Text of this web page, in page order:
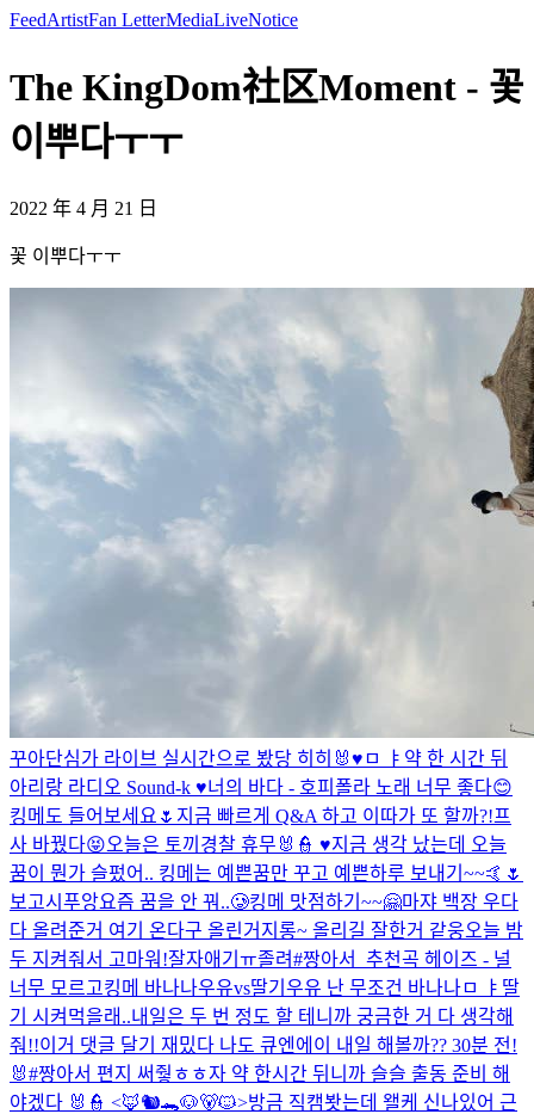
FeedArtistFan LetterMediaLiveNotice
The KingDom社区Moment - 꽃
이뿌다ㅜㅜ
2022 年 4 月 21 日
꽃 이뿌다ㅜㅜ
꾸아단심가 라이브 실시간으로 봤당 히히🐰♥ ㅁ ㅑ 약 한 시간 뒤
아리랑 라디오 Sound-k ♥️너의 바다 - 호피폴라 노래 너무 좋다😊
킹메도 들어보세요🌷 지금 빠르게 Q&A 하고 이따가 또 할까?!프
사 바꿨다😝오늘은 토끼경찰 휴무🐰👮 ♥지금 생각 났는데 오늘
꿈이 뭔가 슬펐어.. 킹메는 예쁜꿈만 꾸고 예쁜하루 보내기~~🤙🌷
보고시푸앙요즘 꿈을 안 꿔..🥲킹메 맛점하기~~🤗마쟈 백장 우다
다 올려준거 여기 온다구 올린거지롱~ 올리길 잘한거 같웅오늘 밤
두 지켜줘서 고마워!잘자애기ㅠ졸려#짱아서_추천곡 헤이즈 - 널
너무 모르고킹메 바나나우유vs딸기우유 난 무조건 바나나ㅁ ㅑ 딸
기 시켜먹을래..내일은 두 번 정도 할 테니까 궁금한 거 다 생각해
줘!!이거 댓글 달기 재밌다 나도 큐엔에이 내일 해볼까?? 30분 전!
🐰#짱아서 편지 써줳ㅎㅎ자 약 한시간 뒤니까 슬슬 출동 준비 해
야겠다 🐰👮 <🦊🐿️🐊🐶🐻🐱>방금 직캠봣는데 왤케 신나있어 근